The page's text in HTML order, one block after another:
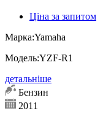
Ціна за запитом
Марка:Yamaha
Модель:YZF-R1
детальніше
Бензин
2011